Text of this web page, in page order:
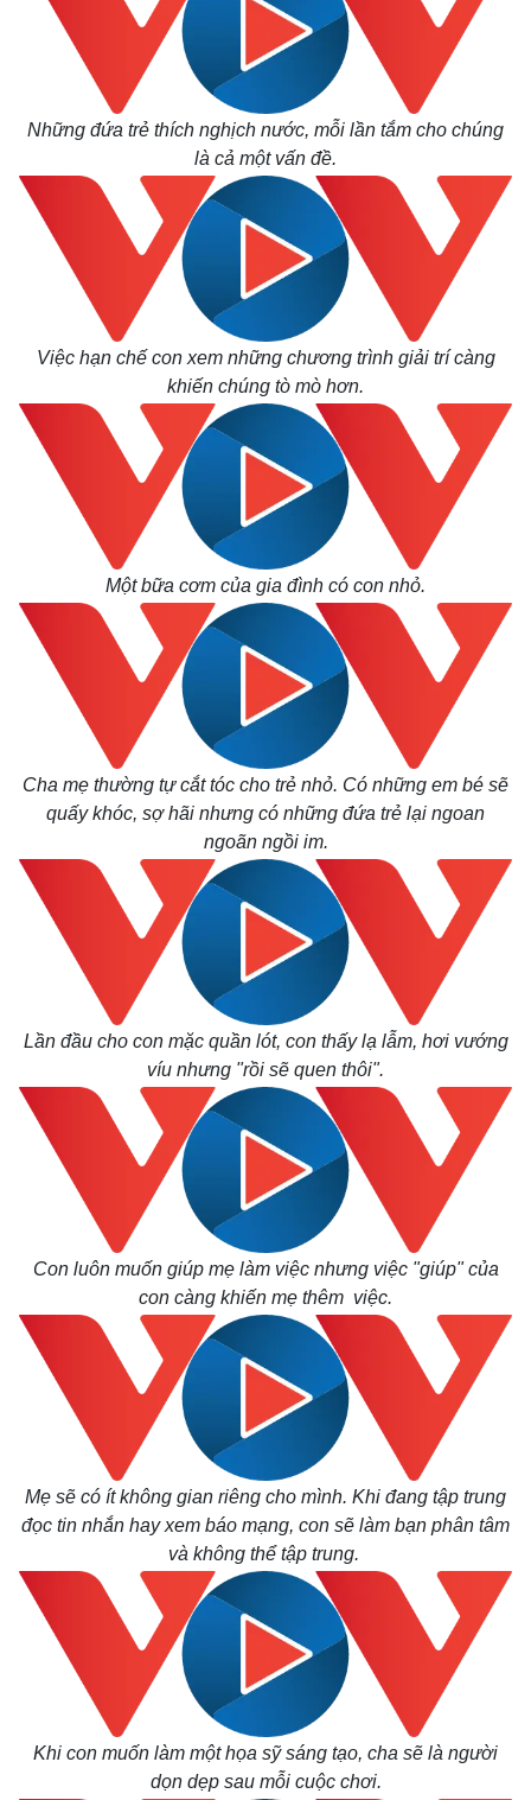
Thị trường
Giá vàng
Tiêu dùng
Tỷ giá
Chứng khoán
Giá cà phê
Những đứa trẻ thích nghịch nước, mỗi lần tắm cho chúng
là cả một vấn đề.
Việc hạn chế con xem những chương trình giải trí càng
khiến chúng tò mò hơn.
Một bữa cơm của gia đình có con nhỏ.
Cha mẹ thường tự cắt tóc cho trẻ nhỏ. Có những em bé sẽ
quấy khóc, sợ hãi nhưng có những đứa trẻ lại ngoan
ngoãn ngồi im.
Lần đầu cho con mặc quần lót, con thấy lạ lẫm, hơi vướng
víu nhưng "rồi sẽ quen thôi".
Con luôn muốn giúp mẹ làm việc nhưng việc "giúp" của
con càng khiến mẹ thêm việc.
Mẹ sẽ có ít không gian riêng cho mình. Khi đang tập trung
đọc tin nhắn hay xem báo mạng, con sẽ làm bạn phân tâm
và không thể tập trung.
Khi con muốn làm một họa sỹ sáng tạo, cha sẽ là người
dọn dẹp sau mỗi cuộc chơi.